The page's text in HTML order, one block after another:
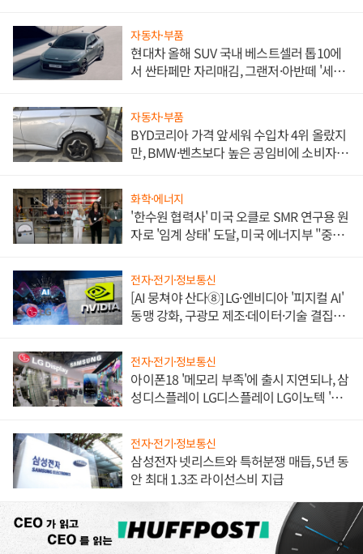
자동차·부품
현대차 올해 SUV 국내 베스트셀러 톱10에
서 싼타페만 자리매김, 그랜저·아반떼 '세단
자동차·부품
BYD코리아 가격 앞세워 수입차 4위 올랐지
만, BMW·벤츠보다 높은 공임비에 소비자
화학·에너지
'한수원 협력사' 미국 오클로 SMR 연구용 원
자로 '임계 상태' 도달, 미국 에너지부 "중요
전자·전기·정보통신
[AI 뭉쳐야 산다⑧] LG·엔비디아 '피지컬 AI'
동맹 강화, 구광모 제조·데이터·기술 결집
전자·전기·정보통신
아이폰18 '메모리 부족'에 출시 지연되나, 삼
성디스플레이 LG디스플레이 LG이노텍 '탈
전자·전기·정보통신
삼성전자 넷리스트와 특허분쟁 매듭, 5년 동
안 최대 1.3조 라이선스비 지급